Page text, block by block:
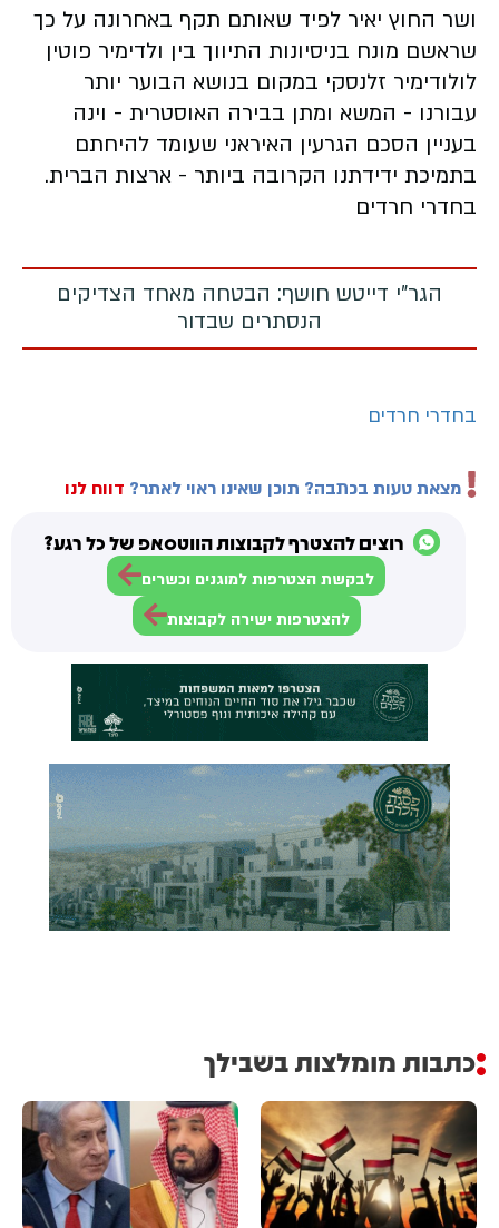
ושר החוץ יאיר לפיד שאותם תקף באחרונה על כך
שראשם מונח בניסיונות התיווך בין ולדימיר פוטין
לולודימיר זלנסקי במקום בנושא הבוער יותר
עבורנו - המשא ומתן בבירה האוסטרית - וינה
בעניין הסכם הגרעין האיראני שעומד להיחתם
בתמיכת ידידתנו הקרובה ביותר - ארצות הברית.
בחדרי חרדים
הגר"י דייטש חושף: הבטחה מאחד הצדיקים
הנסתרים שבדור
בחדרי חרדים
מצאת טעות בכתבה? תוכן שאינו ראוי לאתר? דווח לנו
רוצים להצטרף לקבוצות הווטסאפ של כל רגע?
לבקשת הצטרפות למוגנים וכשרים
להצטרפות ישירה לקבוצות
כתבות מומלצות בשבילך